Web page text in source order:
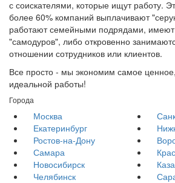
с соискателями, которые ищут работу.
более 60% компаний выплачивают
работают семейными подрядами, имеют
"самодуров", либо откровенно
отношении сотрудников или клиентов.
Все просто - мы экономим самое
идеальной работы!
Города
Москва
Екатеринбург
Ростов-на-Дону
Самара
Новосибирск
Челябинск